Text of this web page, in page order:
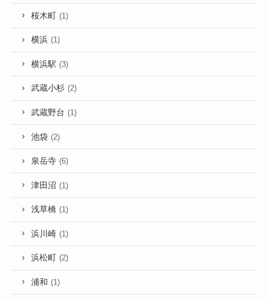
桜木町 (1)
横浜 (1)
横浜駅 (3)
武蔵小杉 (2)
武蔵野台 (1)
池袋 (2)
泉岳寺 (6)
津田沼 (1)
浅草橋 (1)
浜川崎 (1)
浜松町 (2)
浦和 (1)